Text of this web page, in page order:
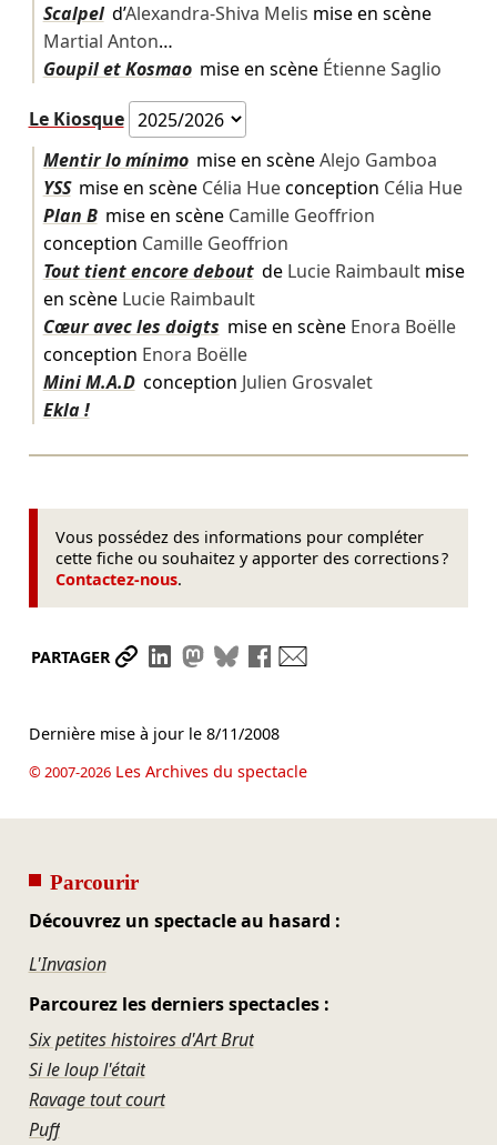
Scalpeld’Alexandra-Shiva Melis mise en scène
Martial Anton…
Goupil et Kosmaomise en scène Étienne Saglio
Le Kiosque
Mentir lo mínimomise en scèneAlejo Gamboa
YSSmise en scène Célia Hueconception Célia Hue
Plan Bmise en scène Camille Geoffrion
conception Camille Geoffrion
Tout tient encore deboutde Lucie Raimbaultmise
en scène Lucie Raimbault
Cœur avec les doigts mise en scène Enora Boëlle
conception Enora Boëlle
Mini M.A.Dconception Julien Grosvalet
Ekla !
Vous possédez des informations pour compléter
cette fiche ou souhaitez y apporter des corrections ?
Contactez-nous.
PARTAGER Partager le lien
Partager sur LinkedIn
Partager sur Mastodon
Partager sur Bluesky
Partager sur Facebook
Dernière mise à jour le 8/11/2008
© 2007-2026Les Archives du spectacle
Parcourir
Découvrez un spectacle au hasard :
L'Invasion
Parcourez les derniers spectacles :
Six petites histoires d'Art Brut
Si le loup l'était
Ravage tout court
Puff